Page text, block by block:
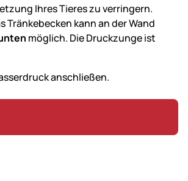
Ihres Tieres zu verringern.
kann an der Wand
möglich. Die Druckzunge ist
anschließen.